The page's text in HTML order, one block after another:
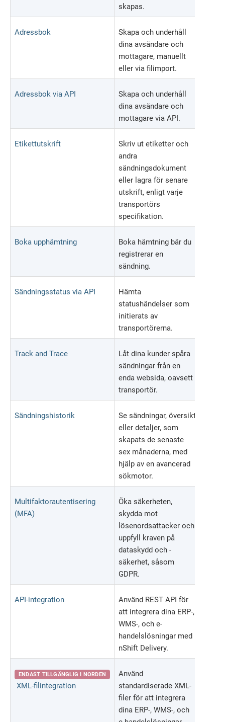
skapas.
Adressbok
Skapa och underhåll
dina avsändare och
mottagare, manuellt
eller via filimport.
Adressbok via API
Skapa och underhåll
dina avsändare och
mottagare via API.
Etikettutskrift
Skriv ut etiketter och
andra
sändningsdokument
eller lagra för senare
utskrift, enligt varje
transportörs
specifikation.
Boka upphämtning
Boka hämtning bär du
registrerar en
sändning.
Sändningsstatus via API
Hämta
statushändelser som
initierats av
transportörerna.
Track and Trace
Låt dina kunder spåra
sändningar från en
enda websida, oavsett
transportör.
Sändningshistorik
Se sändningar, översikt
eller detaljer, som
skapats de senaste
sex månaderna, med
hjälp av en avancerad
sökmotor.
Multifaktorautentisering
(MFA)
Öka säkerheten,
skydda mot
lösenordsattacker och
uppfyll kraven på
dataskydd och -
säkerhet, såsom
GDPR.
API-integration
Använd REST API för
att integrera dina ERP-,
WMS-, och e-
handelslösningar med
nShift Delivery.
ENDAST TILLGÄNGLIG I NORDEN
XML-filintegration
Använd
standardiserade XML-
filer för att integrera
dina ERP-, WMS-, och